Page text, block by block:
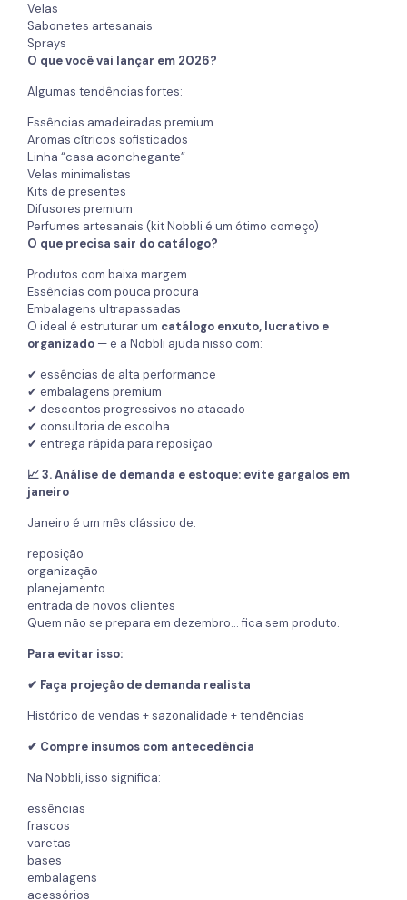
Velas
Sabonetes artesanais
Sprays
O que você vai lançar em 2026?
Algumas tendências fortes:
Essências amadeiradas premium
Aromas cítricos sofisticados
Linha “casa aconchegante”
Velas minimalistas
Kits de presentes
Difusores premium
Perfumes artesanais (kit Nobbli é um ótimo começo)
O que precisa sair do catálogo?
Produtos com baixa margem
Essências com pouca procura
Embalagens ultrapassadas
O ideal é estruturar um catálogo enxuto, lucrativo e
organizado — e a Nobbli ajuda nisso com:
✔ essências de alta performance
✔ embalagens premium
✔ descontos progressivos no atacado
✔ consultoria de escolha
✔ entrega rápida para reposição
📈 3. Análise de demanda e estoque: evite gargalos em
janeiro
Janeiro é um mês clássico de:
reposição
organização
planejamento
entrada de novos clientes
Quem não se prepara em dezembro… fica sem produto.
Para evitar isso:
✔ Faça projeção de demanda realista
Histórico de vendas + sazonalidade + tendências
✔ Compre insumos com antecedência
Na Nobbli, isso significa:
essências
frascos
varetas
bases
embalagens
acessórios